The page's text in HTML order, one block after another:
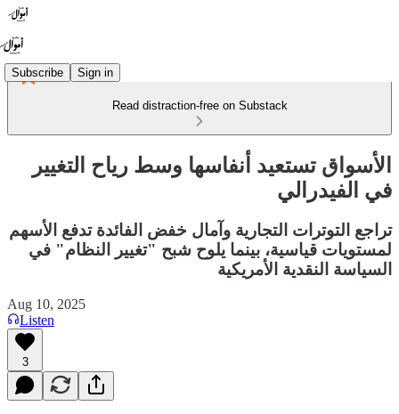
Subscribe Sign in
Read distraction-free on Substack
الأسواق تستعيد أنفاسها وسط رياح التغيير
في الفيدرالي
تراجع التوترات التجارية وآمال خفض الفائدة تدفع الأسهم
لمستويات قياسية، بينما يلوح شبح "تغيير النظام" في
السياسة النقدية الأمريكية
Aug 10, 2025
Listen
3